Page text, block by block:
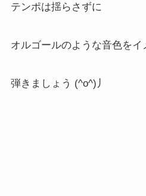
テンポは揺らさずに
オルゴールのような音色をイ
弾きましょう (^o^)丿